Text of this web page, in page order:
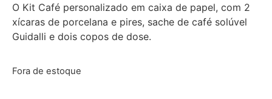
O Kit Café personalizado em caixa de papel, com 2
xícaras de porcelana e pires, sache de café solúvel
Guidalli e dois copos de dose.
Fora de estoque